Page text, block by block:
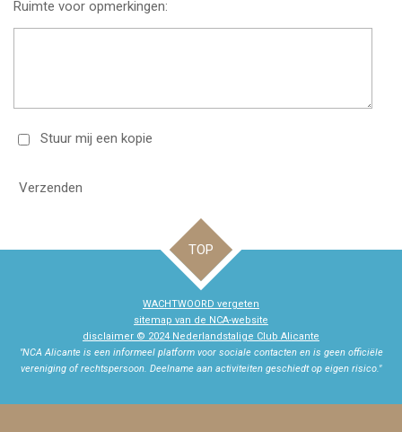
Ruimte voor opmerkingen:
Stuur mij een kopie
Verzenden
TOP
WACHTWOORD vergeten
sitemap van de NCA-website
disclaimer © 2024 Nederlandstalige Club Alicante
"NCA Alicante is een informeel platform voor sociale contacten en is geen officiële
vereniging of rechtspersoon. Deelname aan activiteiten geschiedt op eigen risico."